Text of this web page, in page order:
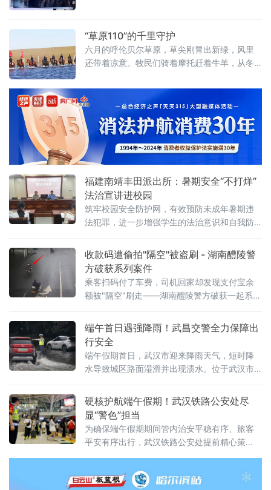
警营的平凡片段如潮水漫过心堤，奔涌而来。
我蓦然惊觉，这正气丰盈的警营，早已收纳我
的全部青春热忱，导引着我的整段人生旅程，
礼文，行则建旗鼓。铿锵的口令、端庄的警
服、有序的作息，勾勒出我心心念念的警
“草原110”的千里守护
六月的呼伦贝尔草原，草尖刚冒出新绿，风里
还带着凉意。牧民们骑着摩托赶着牛羊，从冬
旷野里升起又散开。就在这片地广人稀的边境
线上，新巴尔虎左旗第二边境管理大队的民警
们背着双肩包、骑着马，长年穿梭在毡房与界
碑之间。
福建南靖丰田派出所：暑期安全“不打烊”
法治宣讲进校园
筑牢校园安全防护网，有效预防未成年暑期违
法犯罪，进一步增强学生的法治意识和自我防
出所组织民警深入丰田华侨学校开展法治宣讲
活动。宣讲中，民警结合青少年年龄特点与暑
期高发安全隐患，围绕防范电信网络诈骗、交
通安全、防溺水、防校园欺凌等内容，用通俗
易懂的语言和真实案例进行讲解。特别是针对
收款码遭偷拍"隔空"被盗刷 - 湖南醴陵警
方破获系列案件
乘客扫码付了车费，司机回家却发现支付宝余
额被"隔空"刷走——湖南醴陵警方破获一起系列
款码，伙同他人实施盗刷，涉案金额2900余
元。据醴陵市公安局介绍，今年5月以来，当地
多名出租摩托车司机陆续报警，称乘客扫码支
付车费后，其支付宝账户内资金莫名减少900余
元。司机们起初以为是系统故障或自身误操
端午首日遇强降雨！武昌交警全力保障出
行安全
端午假期首日，武汉市迎来降雨天气，短时降
水导致城区路面湿滑并出现渍水。位于武汉市
压力过大情况。面对端午突发雨情，武昌交警
闻“雨”而动、向险而行，第一时间启动恶劣天气
交通应急保通预案，全员在岗在位，以雨为
令、坚守路口路段，全力筑牢端午假期道路交
通安全防线与旅客出行平安。
硬核护航端午假期！武汉铁路公安处尽
显“警色”担当
为确保端午假期期间管内治安平稳有序、旅客
平安有序出行，武汉铁路公安处提前精心策
警支队有序启动应急预案，通过加密站区巡
查、强化线路防范、加大安全宣传等多项举